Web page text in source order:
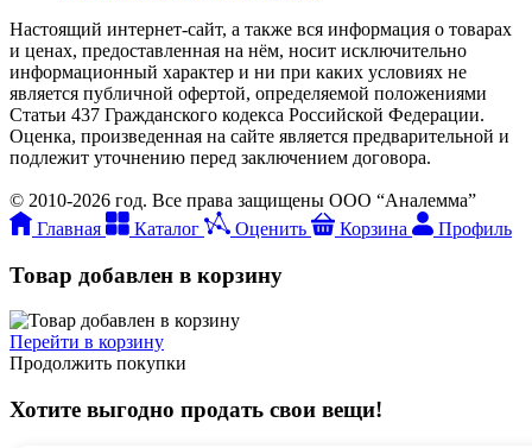
Настоящий интернет-сайт, а также вся информация о товарах
и ценах, предоставленная на нём, носит исключительно
информационный характер и ни при каких условиях не
является публичной офертой, определяемой положениями
Статьи 437 Гражданского кодекса Российской Федерации.
Оценка, произведенная на сайте является предварительной и
подлежит уточнению перед заключением договора.
© 2010-2026 год. Все права защищены ООО “Аналемма”
Главная
Каталог Оценить Корзина Профиль
Товар добавлен в корзину
Перейти в корзину
Продолжить покупки
Хотите выгодно продать свои вещи!